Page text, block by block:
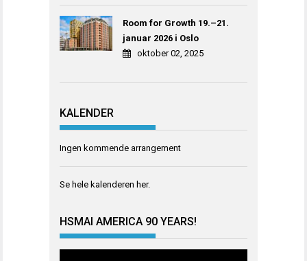
Room for Growth 19.–21.
januar 2026 i Oslo
oktober 02, 2025
KALENDER
Ingen kommende arrangement
Se hele kalenderen her.
HSMAI AMERICA 90 YEARS!